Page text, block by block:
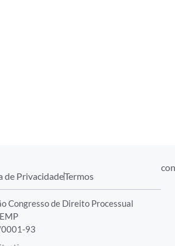
de PrivacidadeTermos
Congresso de Direito Processual
93